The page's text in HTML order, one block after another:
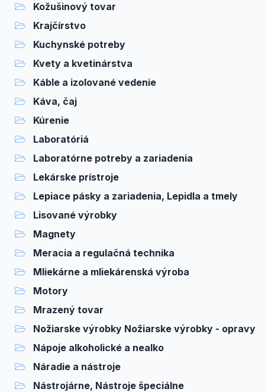
Kožušinový tovar
Krajčírstvo
Kuchynské potreby
Kvety a kvetinárstva
Káble a izolované vedenie
Káva, čaj
Kúrenie
Laboratóriá
Laboratórne potreby a zariadenia
Lekárske prístroje
Lepiace pásky a zariadenia, Lepidla a tmely
Lisované výrobky
Magnety
Meracia a regulačná technika
Mliekárne a mliekárenská výroba
Motory
Mrazený tovar
Nožiarske výrobky Nožiarske výrobky - opravy
Nápoje alkoholické a nealko
Náradie a nástroje
Nástrojárne, Nástroje špeciálne